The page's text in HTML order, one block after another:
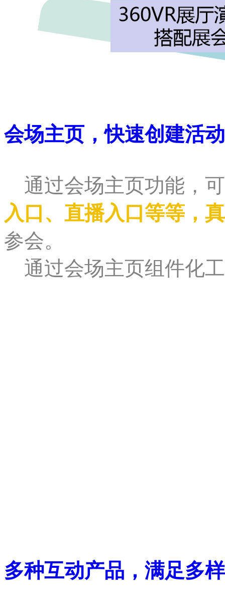
会场主页，快速创建活
通过会场主页功能，
入口、直播入口等等，
参会。
通过会场主页组件化
多种互动产品，满足多